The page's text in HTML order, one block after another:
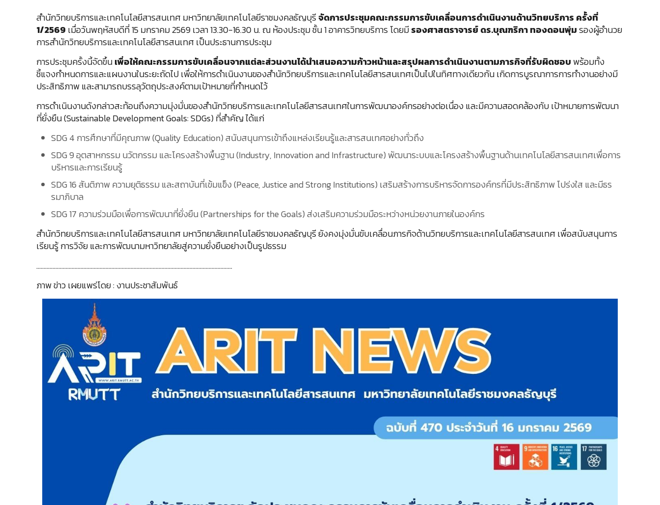
สำนักวิทยบริการและเทคโนโลยีสารสนเทศ มหาวิทยาลัยเทคโนโลยีราชมงคลธัญบุรีจัดการประชุมคณะกรรมการขับเคลื่อนการดำเนินงานด้านวิทยบริการ ครั้งที่
1/2569 เมื่อวันพฤหัสบดีที่ 15 มกราคม 2569 เวลา 13.30-16.30 น. ณ ห้องประชุม ชั้น 1 อาคารวิทยบริการ โดยมีรองศาสตราจารย์ ดร.บุณฑริกา ทองดอนพุ่มรองผู้อำนวย
การสำนักวิทยบริการและเทคโนโลยีสารสนเทศ เป็นประธานการประชุม
การประชุมครั้งนี้จัดขึ้นเพื่อให้คณะกรรมการขับเคลื่อนจากแต่ละส่วนงานได้นำเสนอความก้าวหน้าและสรุปผลการดำเนินงานตามภารกิจที่รับผิดชอบ พร้อมทั้ง
ชี้แจงกำหนดการและแผนงานในระยะถัดไป เพื่อให้การดำเนินงานของสำนักวิทยบริการและเทคโนโลยีสารสนเทศเป็นไปในทิศทางเดียวกัน เกิดการบูรณาการการทำงานอย่างมี
ประสิทธิภาพ และสามารถบรรลุวัตถุประสงค์ตามเป้าหมายที่กำหนดไว้
การดำเนินงานดังกล่าวสะท้อนถึงความมุ่งมั่นของสำนักวิทยบริการและเทคโนโลยีสารสนเทศในการพัฒนาองค์กรอย่างต่อเนื่อง และมีความสอดคล้องกับ เป้าหมายการพัฒนา
ที่ยั่งยืน (Sustainable Development Goals: SDGs) ที่สำคัญ ได้แก่
SDG 4 การศึกษาที่มีคุณภาพ (Quality Education) สนับสนุนการเข้าถึงแหล่งเรียนรู้และสารสนเทศอย่างทั่วถึง
SDG 9 อุตสาหกรรม นวัตกรรม และโครงสร้างพื้นฐาน (Industry, Innovation and Infrastructure) พัฒนาระบบและโครงสร้างพื้นฐานด้านเทคโนโลยีสารสนเทศเพื่อการ
บริหารและการเรียนรู้
SDG 16 สันติภาพ ความยุติธรรม และสถาบันที่เข้มแข็ง (Peace, Justice and Strong Institutions) เสริมสร้างการบริหารจัดการองค์กรที่มีประสิทธิภาพ โปร่งใส และมีธร
รมาภิบาล
SDG 17 ความร่วมมือเพื่อการพัฒนาที่ยั่งยืน (Partnerships for the Goals) ส่งเสริมความร่วมมือระหว่างหน่วยงานภายในองค์กร
สำนักวิทยบริการและเทคโนโลยีสารสนเทศ มหาวิทยาลัยเทคโนโลยีราชมงคลธัญบุรี ยังคงมุ่งมั่นขับเคลื่อนภารกิจด้านวิทยบริการและเทคโนโลยีสารสนเทศ เพื่อสนับสนุนการ
เรียนรู้ การวิจัย และการพัฒนามหาวิทยาลัยสู่ความยั่งยืนอย่างเป็นรูปธรรม
…………………………………………………………………………………………………………………….
ภาพ ข่าว เผยแพร่โดย : งานประชาสัมพันธ์